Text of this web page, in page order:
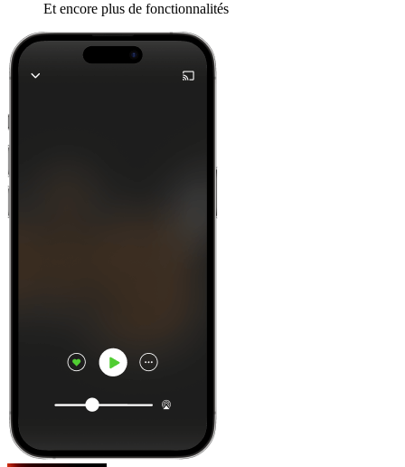
Et encore plus de fonctionnalités